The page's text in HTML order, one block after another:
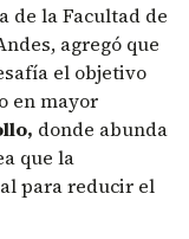
de la Facultad de
agregó que
el objetivo
en mayor
donde abunda
que la
para reducir el